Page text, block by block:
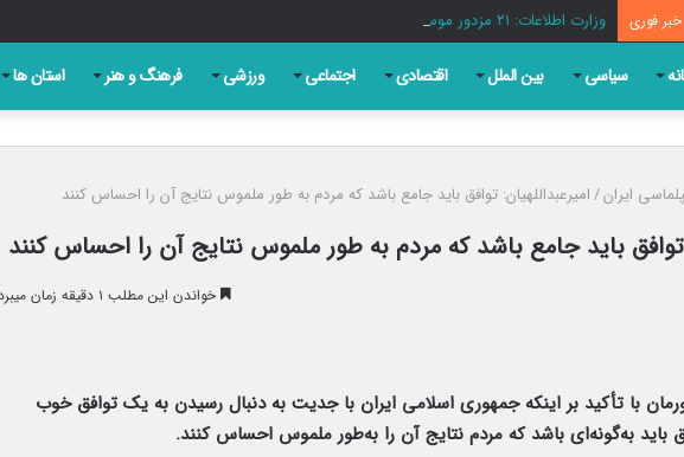
خبر فوری وزارت اطلاعات: ۲۱ مزدور موساد و ۴ شرور مسلح در کرمان بازداشت شدند
سیاسی بین الملل اقتصادی اجتماعی ورزشی فرهنگ و هنر استان ها
ایران/امیرعبداللهیان: توافق باید جامع باشد که مردم به طور ملموس نتایج آن را احساس کنند
توافق باید جامع باشد که مردم به طور ملموس نتایج آن را احساس کنند
خواندن این مطلب ۱ دقیقه زمان میبرد
با تأکید بر اینکه جمهوری اسلامی ایران با جدیت به دنبال رسیدن به یک توافق خوب
باید به‌گونه‌ای باشد که مردم نتایج آن را به‌طور ملموس احساس کنند.